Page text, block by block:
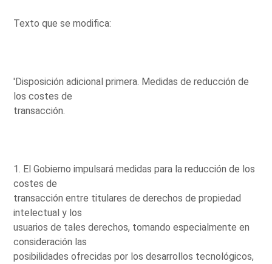
Texto que se modifica:
'Disposición adicional primera. Medidas de reducción de
los costes de
transacción.
1. El Gobierno impulsará medidas para la reducción de los
costes de
transacción entre titulares de derechos de propiedad
intelectual y los
usuarios de tales derechos, tomando especialmente en
consideración las
posibilidades ofrecidas por los desarrollos tecnológicos,